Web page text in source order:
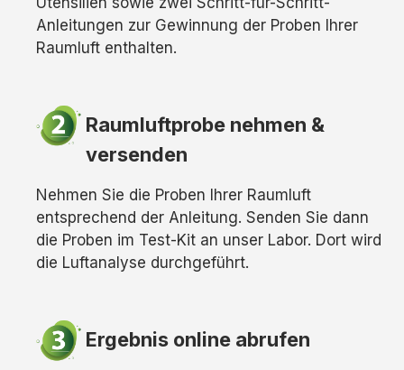
Anleitungen zur Gewinnung der Proben Ihrer
Raumluft enthalten.
Raumluftprobe nehmen &
versenden
Nehmen Sie die Proben Ihrer Raumluft
entsprechend der Anleitung. Senden Sie dann
die Proben im Test-Kit an unser Labor. Dort wird
die Luftanalyse durchgeführt.
Ergebnis online abrufen